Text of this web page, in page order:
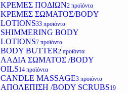
ΚΡΕΜΕΣ ΠΟΔΙΩΝ2 προϊόντα
ΚΡΕΜΕΣ ΣΩΜΑΤΟΣ/BODY
LOTIONS33 προϊόντα
SHIMMERING BODY
LOTIONS7 προϊόντα
BODY BUTTER2 προϊόντα
ΛΑΔΙΑ ΣΩΜΑΤΟΣ /BODY
OILS14 προϊόντα
CANDLE MASSAGE3 προϊόντα
ΑΠΟΛΕΠΙΣΗ /BODY SCRUBS19